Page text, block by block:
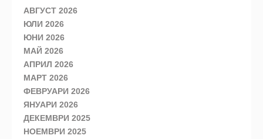
АВГУСТ 2026
ЮЛИ 2026
ЮНИ 2026
МАЙ 2026
АПРИЛ 2026
МАРТ 2026
ФЕВРУАРИ 2026
ЯНУАРИ 2026
ДЕКЕМВРИ 2025
НОЕМВРИ 2025